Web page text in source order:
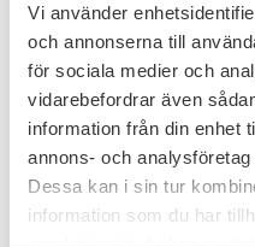
Vi använder
och annonserna till
för sociala medier och
vidarebefordrar även
information från din enhet
annons- och
Dessa kan i sin tur
information som du har